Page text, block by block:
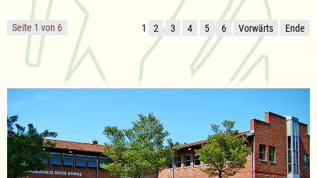
Seite 1 von 6 1 2 3 4 5 6 Vorwärts Ende